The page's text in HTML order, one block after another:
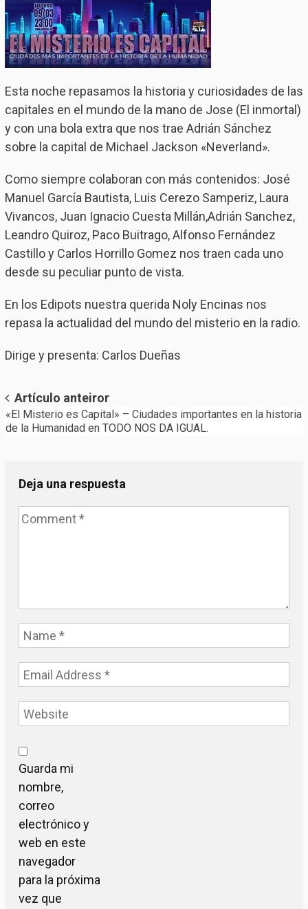
Esta noche repasamos la historia y curiosidades de las
capitales en el mundo de la mano de Jose (El inmortal)
y con una bola extra que nos trae Adrián Sánchez
sobre la capital de Michael Jackson «Neverland».
Como siempre colaboran con más contenidos: José
Manuel García Bautista, Luis Cerezo Samperiz, Laura
Vivancos, Juan Ignacio Cuesta Millán,Adrián Sanchez,
Leandro Quiroz, Paco Buitrago, Alfonso Fernández
Castillo y Carlos Horrillo Gomez nos traen cada uno
desde su peculiar punto de vista.
En los Edipots nuestra querida Noly Encinas nos
repasa la actualidad del mundo del misterio en la radio.
Dirige y presenta: Carlos Dueñas
Post
navigation
Artículo anteiror
«El Misterio es Capital» – Ciudades importantes en la historia
de la Humanidad en TODO NOS DA IGUAL.
Deja una respuesta
Guarda mi
nombre,
correo
electrónico y
web en este
navegador
para la próxima
vez que